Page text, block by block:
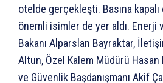
otelde gerçekleşti. Basına kapalı
önemli isimler de yer aldı. Enerji
Bakanı Alparslan Bayraktar,
Altun, Özel Kalem Müdürü Hasan
ve Güvenlik Başdanışmanı Akif